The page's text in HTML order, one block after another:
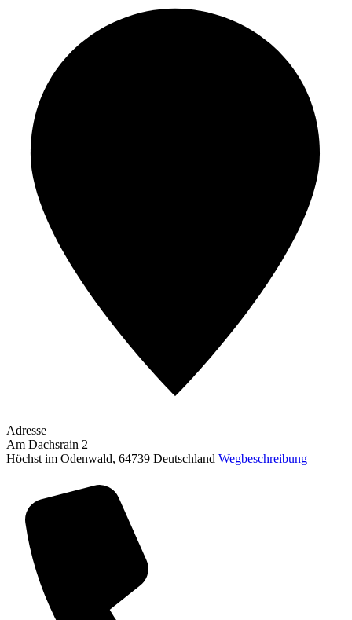
Adresse
Am Dachsrain 2
Höchst im Odenwald, 64739 Deutschland Wegbeschreibung